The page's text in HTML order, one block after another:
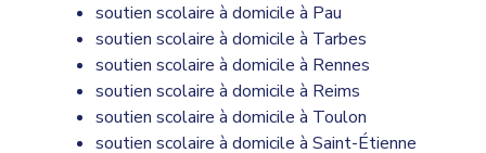
soutien scolaire à domicile à Pau
soutien scolaire à domicile à Tarbes
soutien scolaire à domicile à Rennes
soutien scolaire à domicile à Reims
soutien scolaire à domicile à Toulon
soutien scolaire à domicile à Saint-Étienne